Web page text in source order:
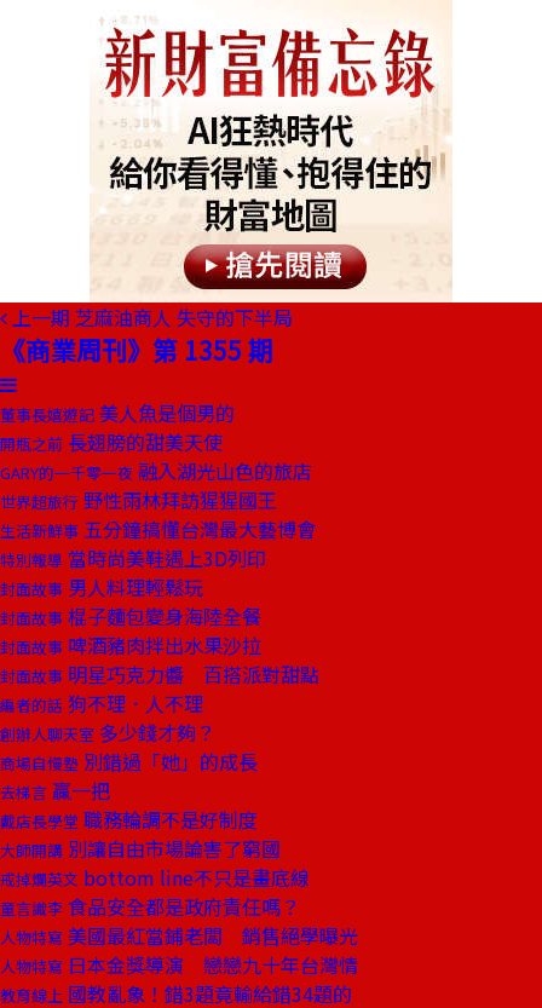
上一期 芝麻油商人 失守的下半局
《商業周刊》第 1355 期
董事長嬉遊記 美人魚是個男的
開瓶之前 長翅膀的甜美天使
GARY的一千零一夜 融入湖光山色的旅店
世界超旅行 野性雨林拜訪猩猩國王
生活新鮮事 五分鐘搞懂台灣最大藝博會
特別報導 當時尚美鞋遇上3D列印
封面故事 男人料理輕鬆玩
封面故事 棍子麵包變身海陸全餐
封面故事 啤酒豬肉拌出水果沙拉
封面故事 明星巧克力醬 百搭派對甜點
編者的話 狗不理．人不理
創辦人聊天室 多少錢才夠？
商場自慢塾 別錯過「她」的成長
去梯言 贏一把
戴店長學堂 職務輪調不是好制度
大師開講 別讓自由市場論害了窮國
戒掉爛英文 bottom line不只是畫底線
童言識李 食品安全都是政府責任嗎？
人物特寫 美國最紅當鋪老闆 銷售絕學曝光
人物特寫 日本金獎導演 戀戀九十年台灣情
教育線上 國教亂象！錯3題竟輸給錯34題的